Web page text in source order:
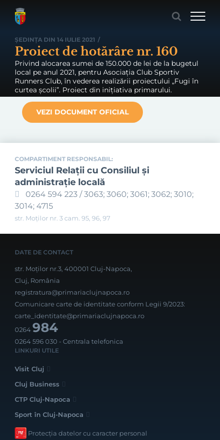
ȘEDINȚA DIN 14 IULIE 2021 /
Proiect de hotărâre nr. 160
Privind alocarea sumei de 150.000 de lei de la bugetul
local pe anul 2021, pentru Asociația Club Sportiv
Runners Club, în vederea realizării proiectului „Fugi în
curtea școlii”. Proiect din inițiativa primarului.
VEZI DOCUMENT OFICIAL
COMPARTIMENT RESPONSABIL:
Serviciul Relaţii cu Consiliul şi
administraţie locală
0264 594 223 / 3063; 3060; 3061; 3062; 3010;
3014; 4715
str. Moților nr. 3 cam. 95, 96, 97
DATE DE CONTACT
str. Moților nr.3, 400001 Cluj-Napoca,
Cluj, România
registratura@primariaclujnapoca.ro
Comunicare carte de identitate conform Legii 9/2023:
carte_identitate@primariaclujnapoca.ro
0264984
0264 596 030 - Centrala telefonica
LINKURI UTILE
Visit Cluj
Cluj Business
CTP Cluj-Napoca
Sport în Cluj-Napoca
Protecția datelor cu caracter personal